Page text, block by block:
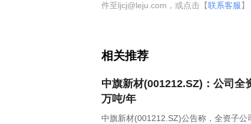
件至ljcj@leju.com，或点击【联系客服】
相关推荐
中旗新材(001212.SZ)：公司全
万吨/年
中旗新材(001212.SZ)公告称，全资子